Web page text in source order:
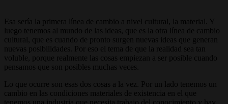
Esa sería la primera línea de cambio a nivel cultural, la material. Y
luego tenemos al mundo de las ideas, que es la otra línea de cambio
cultural, que es cuando de pronto surgen nuevas ideas que generan
nuevas posibilidades. Por eso el tema de que la realidad sea tan
voluble, porque realmente las cosas empiezan a ser posible cuando
pensamos que son posibles muchas veces.
Lo que ocurre son esas dos cosas a la vez. Por un lado tenemos un
cambio en las condiciones materiales de existencia en el que
tenemos una industria que necesita trabajo del conocimiento y hay